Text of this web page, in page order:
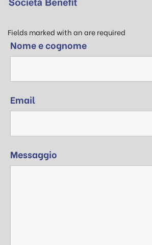
Fields marked with anare required
Nome e cognome
Email
Messaggio